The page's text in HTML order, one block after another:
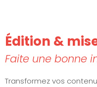
Édition &
Faite une bonne
Transformez vos